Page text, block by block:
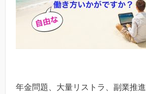
年金問題、大量リストラ、副業推進